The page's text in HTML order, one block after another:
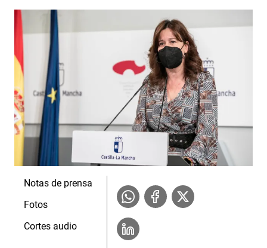
Notas de prensa
Fotos
Cortes audio